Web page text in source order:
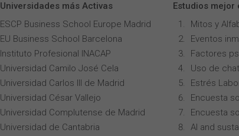
Universidades más Activas
ESCP Business School Europe Madrid
EU Business School Barcelona
Instituto Profesional INACAP
Universidad Camilo José Cela
Universidad Carlos III de Madrid
Universidad César Vallejo
Universidad Complutense de Madrid
Universidad de Cantabria
Estudios mejor
Mitos y
Eventos
Factores
Uso de
Estrés
Encuesta
Encuesta
AI and